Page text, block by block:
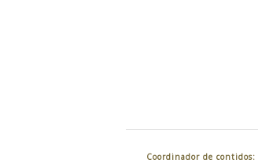
Coordinador de contidos: